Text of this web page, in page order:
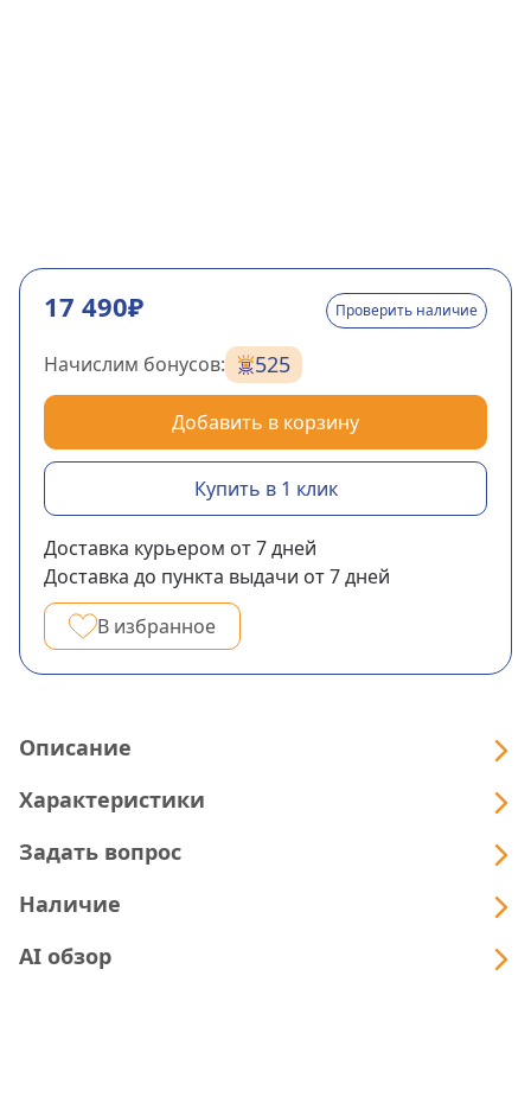
17 490₽ Проверить наличие
Начислим бонусов: 525
Добавить в корзину
Купить в 1 клик
Доставка курьером от 7дней
Доставка до пункта выдачи от 7дней
В избранное
Описание
Характеристики
Задать вопрос
Наличие
AI обзор